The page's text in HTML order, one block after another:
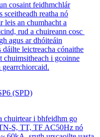
cosaint feidhmchlár
sceitheadh ​​reatha nó
leis an chumhacht a
rud a chuireann cosc
agus ar dhóiteáin
leictreacha cónaithe
chuimsitheach i gcoinne
gearrchiorcaid.
chuirtear i bhfeidhm go
S, TT, TF AC50Hz nó